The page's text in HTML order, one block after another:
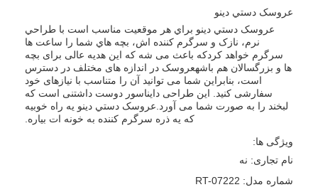
عروسک دستي دينو
عروسک دستي دينو براي هر موقعيت مناسب است با طراحي
نرم، نازک و سرگرم کننده اش، بچه هاي شما را ساعت ها
سرگرم خواهد کردکه باعث می شه که این هدیه عالی برای بچه
ها و بزرگسالان هم باشهعروسک در اندازه های مختلف در دسترس
است، بنابراین شما می توانید آن را متناسب با نیازهای خود
سفارشی کنید. این طراحی دایناسور دوست داشتنی است که
لبخند را به صورت شما می آورد.عروسک دستي دينو يه راه خوبيه
که يه ذره سرگرم کننده به خونه ات بياره.
ویژگی ها:
نام تجاری: نه
شماره مدل: RT-07222